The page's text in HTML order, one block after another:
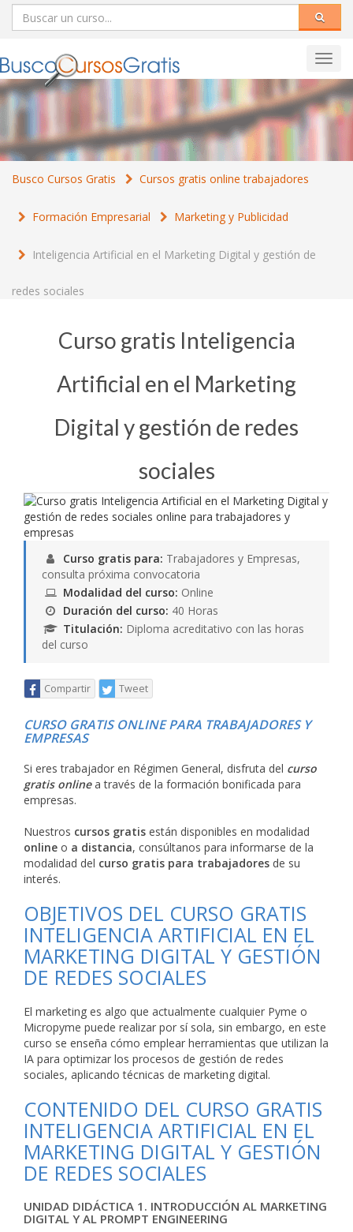
Busco Cursos Gratis Cursos gratis online trabajadores
Formación Empresarial Marketing y Publicidad
Inteligencia Artificial en el Marketing Digital y gestión de
redes sociales
Curso gratis Inteligencia
Artificial en el Marketing
Digital y gestión de redes
sociales
Curso gratis para: Trabajadores y Empresas,
consulta próxima convocatoria
Modalidad del curso: Online
Duración del curso: 40 Horas
Titulación: Diploma acreditativo con las horas
del curso
Compartir Tweet
CURSO GRATIS ONLINE PARA TRABAJADORES Y
EMPRESAS
Si eres trabajador en Régimen General, disfruta del curso
gratis onlinea través de la formación bonificada para
empresas.
Nuestros cursos gratis están disponibles en modalidad
online o a distancia, consúltanos para informarse de la
modalidad del curso gratis para trabajadores de su
interés.
OBJETIVOS DEL CURSO GRATIS
INTELIGENCIA ARTIFICIAL EN EL
MARKETING DIGITAL Y GESTIÓN
DE REDES SOCIALES
El marketing es algo que actualmente cualquier Pyme o
Micropyme puede realizar por sí sola, sin embargo, en este
curso se enseña cómo emplear herramientas que utilizan la
IA para optimizar los procesos de gestión de redes
sociales, aplicando técnicas de marketing digital.
CONTENIDO DEL CURSO GRATIS
INTELIGENCIA ARTIFICIAL EN EL
MARKETING DIGITAL Y GESTIÓN
DE REDES SOCIALES
UNIDAD DIDÁCTICA 1. INTRODUCCIÓN AL MARKETING
DIGITAL Y AL PROMPT ENGINEERING